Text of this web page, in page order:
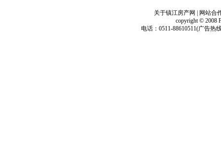
关于镇江房产网
网站合
copyright © 2008
电话：0511-88610511(广告热